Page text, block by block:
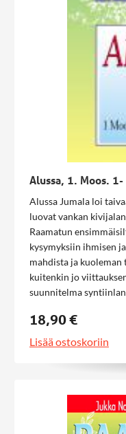
Alussa, 1. Moos. 1-
Alussa Jumala loi
luovat vankan
Raamatun
kysymyksiin ihmisen
mahdista ja kuoleman
kuitenkin jo
suunnitelma
18,90 €
Lisää ostoskoriin